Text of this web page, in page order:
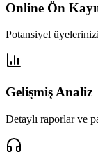
Online Ön
Potansiyel
Gelişmiş Analiz
Detaylı raporlar ve